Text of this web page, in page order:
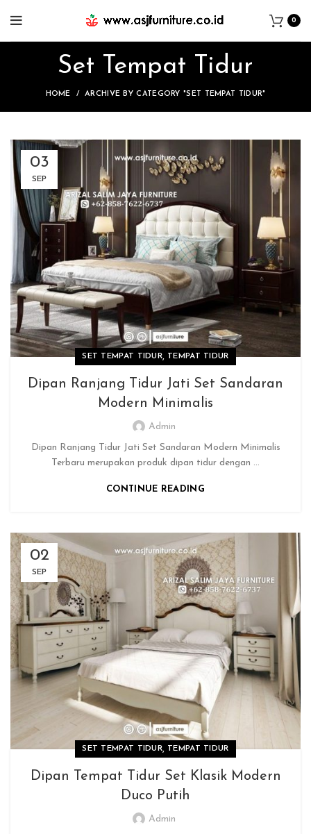
0
Set Tempat Tidur
HOME ARCHIVE BY CATEGORY "SET TEMPAT TIDUR"
03
SEP
SET TEMPAT TIDUR, TEMPAT TIDUR
Dipan Ranjang Tidur Jati Set Sandaran
Modern Minimalis
Admin
Dipan Ranjang Tidur Jati Set Sandaran Modern Minimalis
Terbaru merupakan produk dipan tidur dengan ...
CONTINUE READING
02
SEP
SET TEMPAT TIDUR, TEMPAT TIDUR
Dipan Tempat Tidur Set Klasik Modern
Duco Putih
Admin